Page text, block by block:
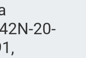
20-